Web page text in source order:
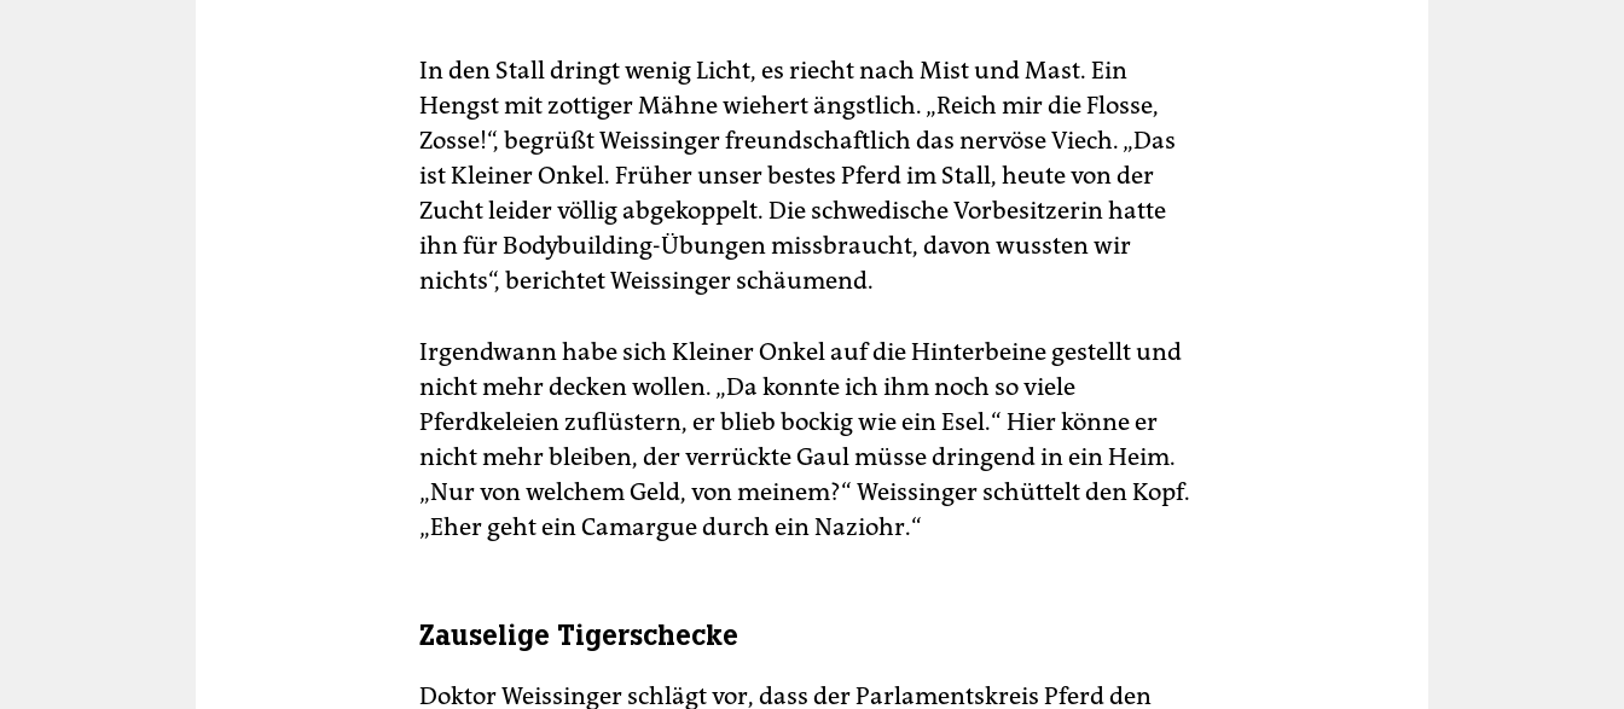
In den Stall dringt wenig Licht, es riecht nach Mist und Mast. Ein
Hengst mit zottiger Mähne wiehert ängstlich. „Reich mir die Flosse,
Zosse!“, begrüßt Weissinger freundschaftlich das nervöse Viech. „Das
ist Kleiner Onkel. Früher unser bestes Pferd im Stall, heute von der
Zucht leider völlig abgekoppelt. Die schwedische Vorbesitzerin hatte
ihn für Bodybuilding-Übungen missbraucht, davon wussten wir
nichts“, berichtet Weissinger schäumend.
Irgendwann habe sich Kleiner Onkel auf die Hinterbeine gestellt und
nicht mehr decken wollen. „Da konnte ich ihm noch so viele
Pferdkeleien zuflüstern, er blieb bockig wie ein Esel.“ Hier könne er
nicht mehr bleiben, der verrückte Gaul müsse dringend in ein Heim.
„Nur von welchem Geld, von meinem?“ Weissinger schüttelt den Kopf.
„Eher geht ein Camargue durch ein Naziohr.“
Zauselige Tigerschecke
Doktor Weissinger schlägt vor, dass der Parlamentskreis Pferd den